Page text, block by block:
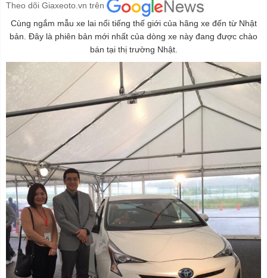
Theo dõi Giaxeoto.vn trên
Cùng ngắm mẫu xe lai nổi tiếng thế giới của hãng xe đến từ Nhật
bản. Đây là phiên bản mới nhất của dòng xe này đang được chào
bán tại thị trường Nhật.